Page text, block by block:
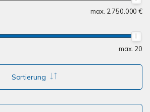
max. 2.750.000 €
max. 20
Sortierung